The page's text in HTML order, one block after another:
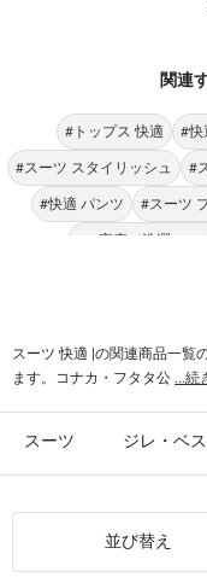
関連
#トップス 快適 #快
#スーツ スタイリッシュ #
#快適 パンツ #スーツ
#ご家庭で洗濯 スー
スーツ 快適 |の関連商品一覧
ます。コナカ・フタタ公
...
スーツ ジレ・ベス
並び替え